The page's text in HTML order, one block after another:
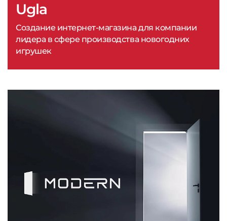
Ugla
Создание интернет-магазина для компании
лидера в сфере производства новогодних
игрушек